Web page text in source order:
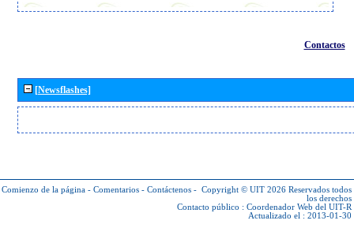
Contactos
[Newsflashes]
Comienzo de la página - Comentarios - Contáctenos - Copyright © UIT 2026 Reservados todos
los derechos
Contacto público : Coordenador Web del UIT-R
Actualizado el : 2013-01-30